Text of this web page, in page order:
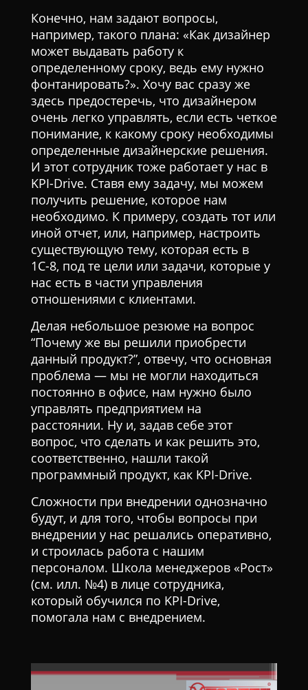
Конечно, нам задают вопросы,
например, такого плана: «Как дизайнер
может выдавать работу к
определенному сроку, ведь ему нужно
фонтанировать?». Хочу вас сразу же
здесь предостеречь, что дизайнером
очень легко управлять, если есть четкое
понимание, к какому сроку необходимы
определенные дизайнерские решения.
И этот сотрудник тоже работает у нас в
KPI-Drive. Ставя ему задачу, мы можем
получить решение, которое нам
необходимо. К примеру, создать тот или
иной отчет, или, например, настроить
существующую тему, которая есть в
1С-8, под те цели или задачи, которые у
нас есть в части управления
отношениями с клиентами.
Делая небольшое резюме на вопрос
“Почему же вы решили приобрести
данный продукт?”, отвечу, что основная
проблема — мы не могли находиться
постоянно в офисе, нам нужно было
управлять предприятием на
расстоянии. Ну и, задав себе этот
вопрос, что сделать и как решить это,
соответственно, нашли такой
программный продукт, как KPI-Drive.
Сложности при внедрении однозначно
будут, и для того, чтобы вопросы при
внедрении у нас решались оперативно,
и строилась работа с нашим
персоналом. Школа менеджеров «Рост»
(см. илл. №4) в лице сотрудника,
который обучился по KPI-Drive,
помогала нам с внедрением.